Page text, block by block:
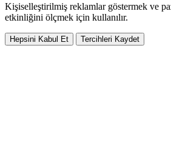
Kişiselleştirilmiş reklamlar göstermek ve
etkinliğini ölçmek için kullanılır.
Hepsini Kabul Et Tercihleri Kaydet